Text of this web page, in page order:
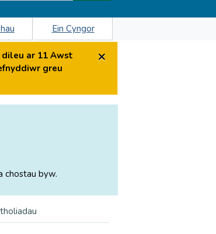
Ein Cyngor
ar 11 Awst
greu
×
chostau byw.